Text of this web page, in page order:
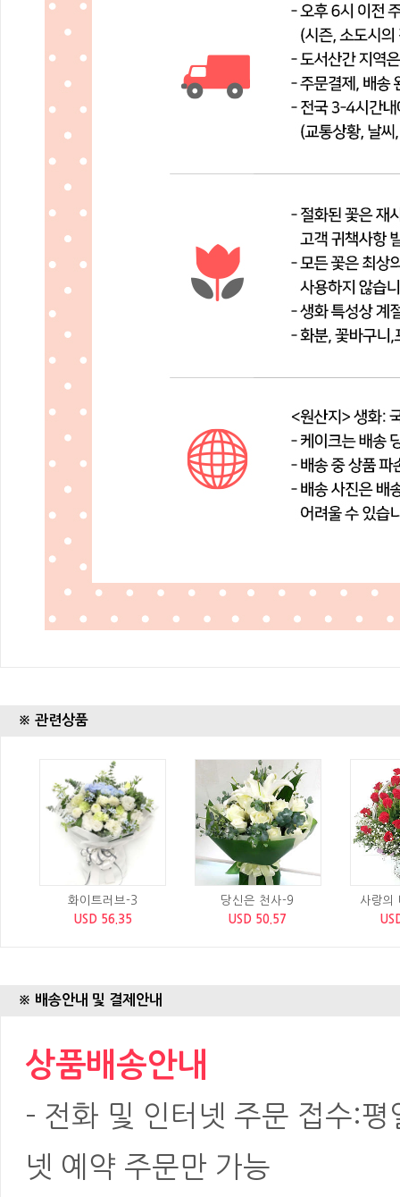
※ 관련상품
화이트러브-3
USD 56.35
당신은 천사-9
USD 50.57
사랑의
※ 배송안내 및 결제안내
상품배송안내
- 전화 및 인터넷 주문 접수:
넷 예약 주문만 가능